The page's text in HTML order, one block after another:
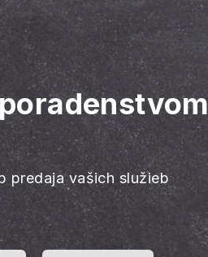
predaja vašich služieb